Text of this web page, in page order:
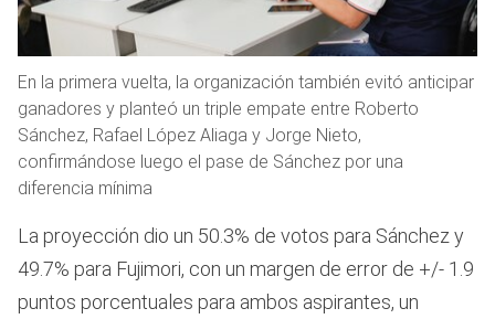
En la primera vuelta, la organización también evitó anticipar
ganadores y planteó un triple empate entre Roberto
Sánchez, Rafael López Aliaga y Jorge Nieto,
confirmándose luego el pase de Sánchez por una
diferencia mínima
La proyección dio un 50.3% de votos para Sánchez y
49.7% para Fujimori, con un margen de error de +/- 1.9
puntos porcentuales para ambos aspirantes, un